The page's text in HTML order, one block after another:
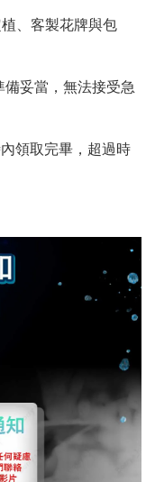
、客製花牌與包
妥當，無法接受急
領取完畢，超過時